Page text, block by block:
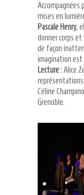
Accompagnées
mises en
Pascale Henry,
donner corps
de façon
imagination
Lecture: Alice
représentations
Céline
Grenoble.